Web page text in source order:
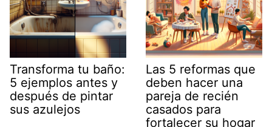
Transforma tu baño:
5 ejemplos antes y
después de pintar
sus azulejos
Las 5 reformas que
deben hacer una
pareja de recién
casados para
fortalecer su hogar